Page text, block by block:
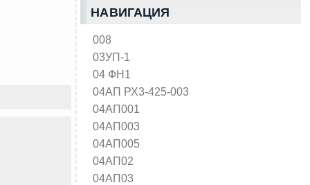
НАВИГАЦИЯ
008
03УП-1
04 ФН1
04АП РХ3-425-003
04АП001
04АП003
04АП005
04АП02
04АП03